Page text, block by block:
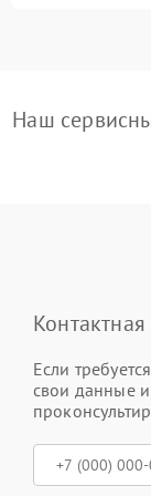
Наш
Если
свои данные